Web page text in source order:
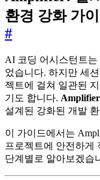
환경 강화 가
#
AI 코딩 어시스턴트는
었습니다. 하지만 세
젝트에 걸쳐 일관된
기도 합니다. Amplifier
설계된 강화된 개발
이 가이드에서는
프로젝트에 안전하게
단계별로 알아보겠습